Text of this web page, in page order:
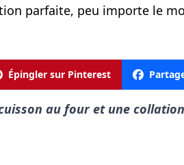
parfaite, peu importe le
Épingler sur Pinterest
au four et une